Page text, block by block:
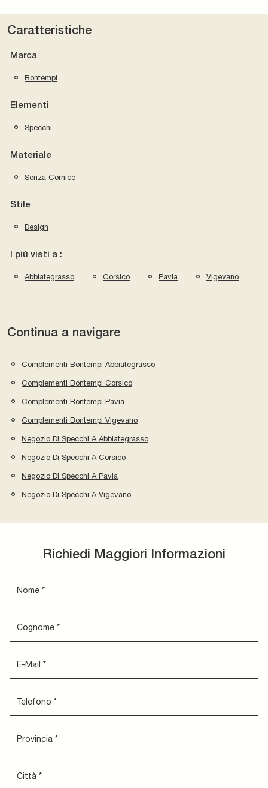
Caratteristiche
Marca
Bontempi
Elementi
Specchi
Materiale
Senza Cornice
Stile
Design
I più visti a :
Abbiategrasso Corsico Pavia Vigevano
Continua a navigare
Complementi Bontempi Abbiategrasso
Complementi Bontempi Corsico
Complementi Bontempi Pavia
Complementi Bontempi Vigevano
Negozio Di Specchi A Abbiategrasso
Negozio Di Specchi A Corsico
Negozio Di Specchi A Pavia
Negozio Di Specchi A Vigevano
Richiedi Maggiori Informazioni